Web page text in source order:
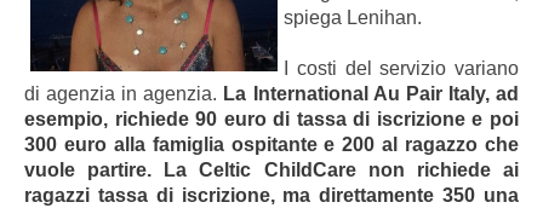
spiega Lenihan.
I costi del servizio variano
di agenzia in agenzia. La International Au Pair Italy, ad
esempio, richiede 90 euro di tassa di iscrizione e poi
300 euro alla famiglia ospitante e 200 al ragazzo che
vuole partire. La Celtic ChildCare non richiede ai
ragazzi tassa di iscrizione, ma direttamente 350 una